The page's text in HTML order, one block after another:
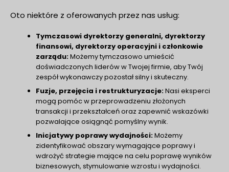
Oto niektóre z oferowanych przez nas usług:
Tymczasowi dyrektorzy generalni, dyrektorzy
finansowi, dyrektorzy operacyjni i członkowie
zarządu:Możemy tymczasowo umieścić
doświadczonych liderów w Twojej firmie, aby Twój
zespół wykonawczy pozostał silny i skuteczny.
Fuzje, przejęcia i restrukturyzacje:Nasi eksperci
mogą pomóc w przeprowadzeniu złożonych
transakcji i przekształceń oraz zapewnić wskazówki
pozwalające osiągnąć pomyślny wynik.
Inicjatywy poprawy wydajności:Możemy
zidentyfikować obszary wymagające poprawy i
wdrożyć strategie mające na celu poprawę wyników
biznesowych, stymulowanie wzrostu i wydajności.